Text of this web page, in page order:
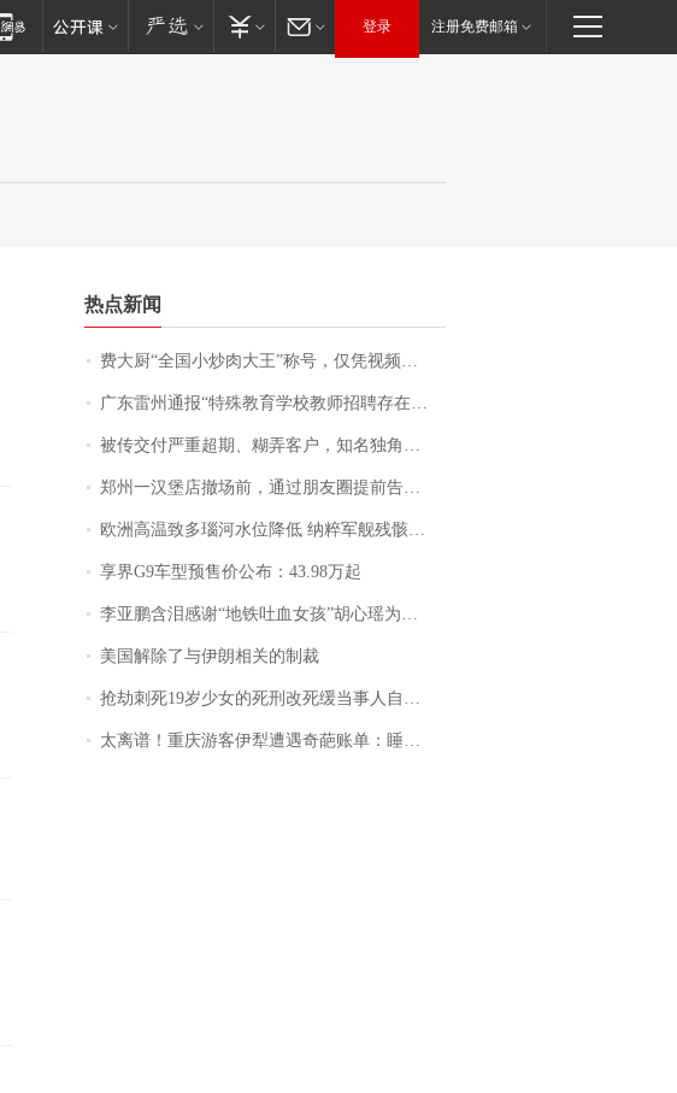
登录 注册免费邮箱
热点新闻
费大厨“全国小炒肉大王”称号，仅凭视频评出？中国烹饪协会回应
广东雷州通报“特殊教育学校教师招聘存在违规行为”：已启动问责程序 副校长被停职
被传交付严重超期、糊弄客户，知名独角兽车企创始人回应：都没证据，将依法采取措施，“本人长期与美国交管局保持沟通，对方表示肯定”
郑州一汉堡店撤场前，通过朋友圈提前告知逐一退费，有顾客仅剩1元也全被退回，分文不少；顾客：言而有信，让人感动
欧洲高温致多瑙河水位降低 纳粹军舰残骸重见天日
享界G9车型预售价公布：43.98万起
李亚鹏含泪感谢“地铁吐血女孩”胡心瑶为嫣然天使捐99999元：这份捐赠太沉重，尊重其捐赠意愿，个人向胡心瑶和她的病友之家各捐赠99999元
美国解除了与伊朗相关的制裁
抢劫刺死19岁少女的死刑改死缓当事人自述：出狱11年间始终刻意躲避被害人家属
太离谱！重庆游客伊犁遭遇奇葩账单：睡自己车里，被酒店收了150元“住宿费”